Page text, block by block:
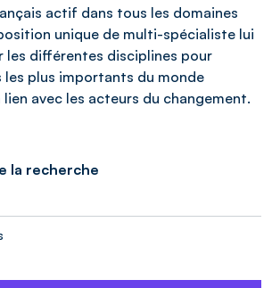
actif dans tous les domaines
unique de multi-spécialiste lui
les différentes disciplines pour
plus importants du monde
avec les acteurs du changement.
la recherche